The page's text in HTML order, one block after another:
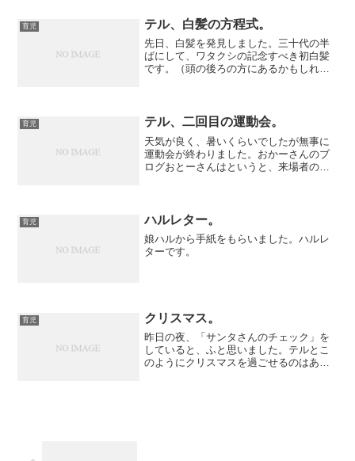
育児 テル、白髪の方程式。
先日、白髪を発見しました。三十代の半
ばにして、ワタクシの記念すべき初白髪
です。（頭の後ろの方にあるかもしれま
時、雨が降っていてちょっ...
育児 テル、二回目の運動会。
天気が良く、暑いくらいでしたが無事に
運動会が終わりました。おかーさんのブ
ログおとーさんはというと、来場者の受
行きましたけど）
育児 ハルレター。
娘ハルから手紙をもらいました。ハルレ
ターです。
育児 クリスマス。
昨日の夜、「サンタさんのチェック」を
していると、ふと思いました。テルとこ
のようにクリスマスを過ごせるのはあと